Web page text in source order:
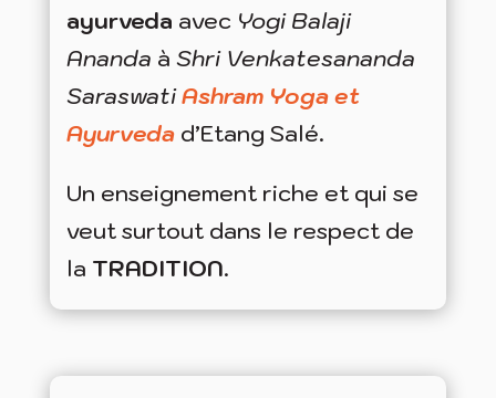
ayurveda avec Yogi Balaji
Ananda à Shri Venkatesananda
SaraswatiAshram Yoga et
Ayurvedad’Etang Salé.
Un enseignement riche et qui se
veut surtout dans le respect de
la TRADITION.